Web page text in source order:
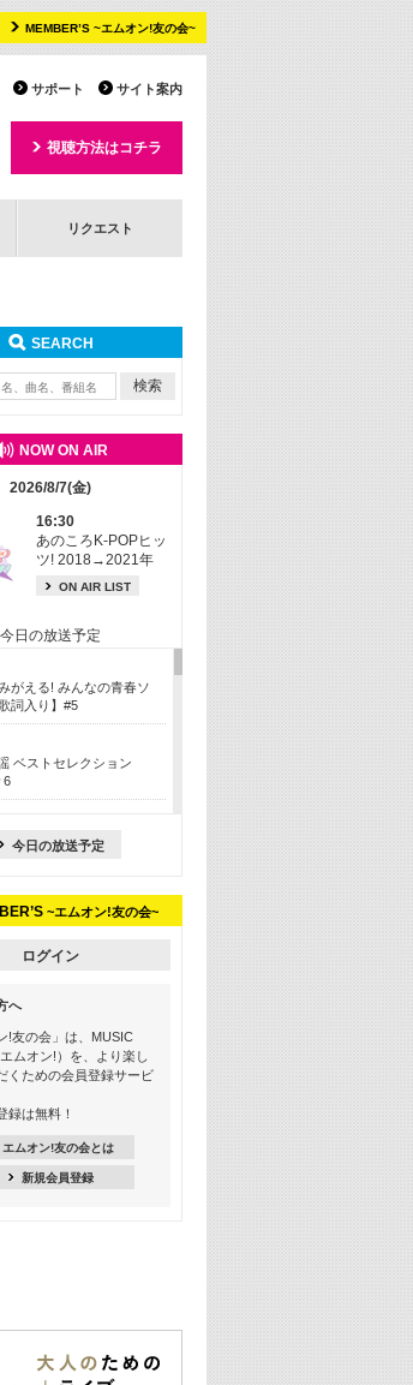
MEMBER’S ~エムオン!友の会~
サイト案内
サポート
視聴方法はコチラ
リクエスト
SEARCH
NOW ON AIR
2026/8/7(金)
16:30
あのころK-POPヒッ
ツ! 2018→2021年
ON AIR LIST
今日の放送予定
がえる! みんなの青春ソ
詞入り】#5
ベストセレクション
6
れる鉄板カラオケメドレ
】 一挙5時間！
カウントダウン 20
ヒッツ! 2018→2021年
K
特集
今日の放送予定
~エムオン!友の会~
ログイン
へ
!友の会」は、MUSIC
ムオン!）を、より楽し
くための会員登録サービ
録は無料！
エムオン!友の会とは
新規会員登録